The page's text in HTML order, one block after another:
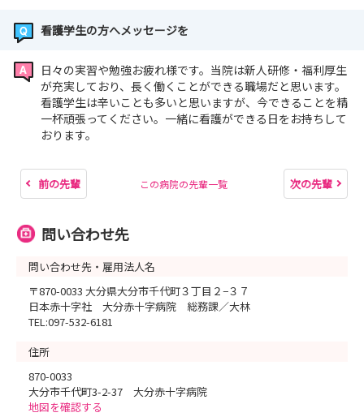
看護学生の方へメッセージを
日々の実習や勉強お疲れ様です。当院は新人研修・福利厚生
が充実しており、長く働くことができる職場だと思います。
看護学生は辛いことも多いと思いますが、今できることを精
一杯頑張ってください。一緒に看護ができる日をお持ちして
おります。
前の先輩 この病院の先輩一覧 次の先輩
問い合わせ先
問い合わせ先・雇用法人名
〒870-0033 大分県大分市千代町３丁目２−３７
日本赤十字社 大分赤十字病院 総務課／大林
TEL:097-532-6181
住所
870-0033
大分市千代町3-2-37 大分赤十字病院
地図を確認する